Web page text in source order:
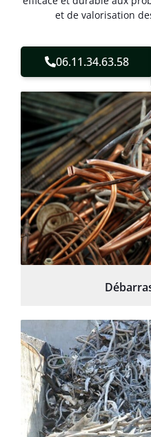
et de valorisation
06.11.34.63.58